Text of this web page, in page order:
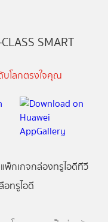
SMART
บโลกตรงใจคุณ
แพ็กเกจกล่องทรูไอดีทีวี
อทรูไอดี